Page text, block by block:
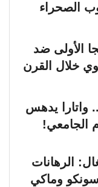
الصحراء
الأولى ضد
خلال القرن
واتارا يدهس
الجامعي!
الرهانات
وماكي